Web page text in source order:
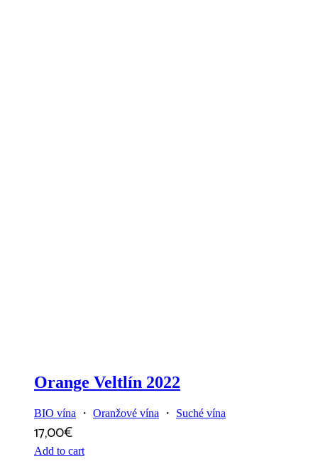
Orange Veltlín 2022
BIO vína ・ Oranžové vína ・ Suché vína
17,00€
Add to cart